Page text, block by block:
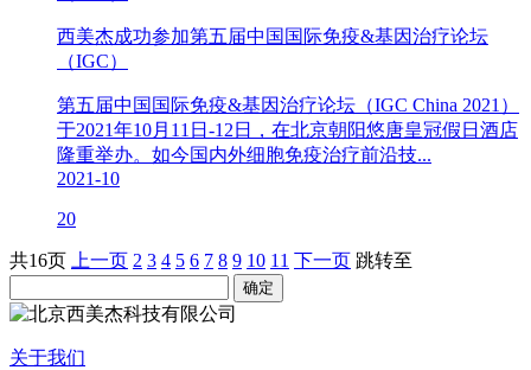
西美杰成功参加第五届中国国际免疫&基因治疗论坛
（IGC）
第五届中国国际免疫&基因治疗论坛（IGC China 2021）
于2021年10月11日-12日，在北京朝阳悠唐皇冠假日酒店
隆重举办。如今国内外细胞免疫治疗前沿技...
2021-10
20
共16页 上一页 2 3 4 5 6 7 8 9 10 11 下一页 跳转至
关于我们